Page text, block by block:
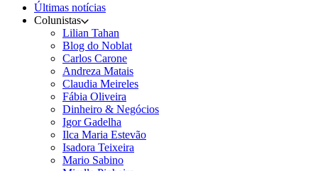
Últimas notícias
Colunistas
Lilian Tahan
Blog do Noblat
Carlos Carone
Andreza Matais
Claudia Meireles
Fábia Oliveira
Dinheiro & Negócios
Igor Gadelha
Ilca Maria Estevão
Isadora Teixeira
Mario Sabino